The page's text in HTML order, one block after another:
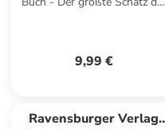
GmbH
9,99 €
Ravensburger Verlag